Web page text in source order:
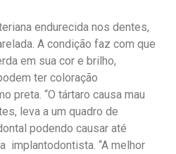
endurecida nos dentes,
A condição faz com que
em sua cor e brilho,
ter coloração
preta. “O tártaro causa mau
leva a um quadro de
podendo causar até
implantodontista. “A melhor